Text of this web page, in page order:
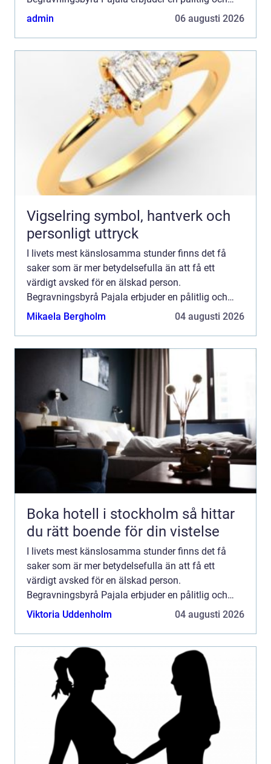
medmänsklig s...
admin 06 augusti 2026
Vigselring symbol, hantverk och
personligt uttryck
I livets mest känslosamma stunder finns det få
saker som är mer betydelsefulla än att få ett
värdigt avsked för en älskad person.
Begravningsbyrå Pajala erbjuder en pålitlig och
medmänsklig s...
Mikaela Bergholm 04 augusti 2026
Boka hotell i stockholm så hittar
du rätt boende för din vistelse
I livets mest känslosamma stunder finns det få
saker som är mer betydelsefulla än att få ett
värdigt avsked för en älskad person.
Begravningsbyrå Pajala erbjuder en pålitlig och
medmänsklig s...
Viktoria Uddenholm 04 augusti 2026